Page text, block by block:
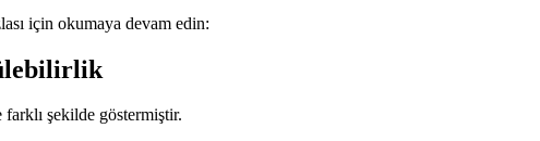
için okumaya devam edin:
şekilde göstermiştir.